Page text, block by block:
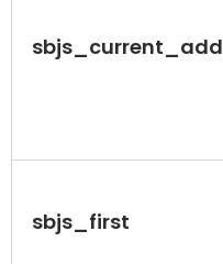
sbjs_current_add
sbjs_first